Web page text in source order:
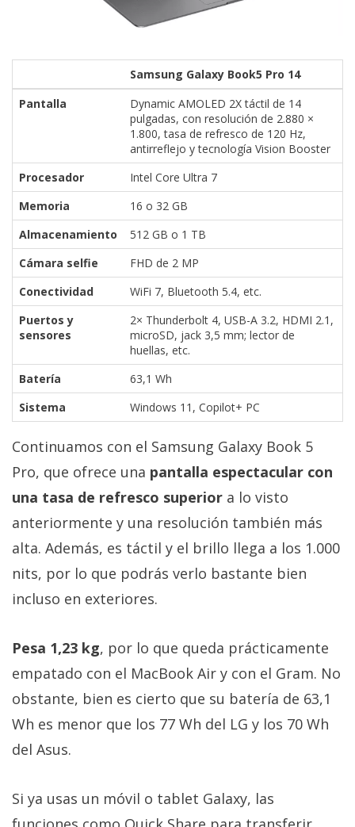
Samsung Galaxy Book5 Pro 14
Pantalla
Dynamic AMOLED 2X táctil de 14
pulgadas, con resolución de 2.880 ×
1.800, tasa de refresco de 120 Hz,
antirreflejo y tecnología Vision Booster
Procesador
Intel Core Ultra 7
Memoria
16 o 32 GB
Almacenamiento
512 GB o 1 TB
Cámara selfie
FHD de 2 MP
Conectividad
WiFi 7, Bluetooth 5.4, etc.
Puertos y
sensores
2× Thunderbolt 4, USB-A 3.2, HDMI 2.1,
microSD, jack 3,5 mm; lector de
huellas, etc.
Batería
63,1 Wh
Sistema
Windows 11, Copilot+ PC
Continuamos con el Samsung Galaxy Book 5
Pro, que ofrece una pantalla espectacular con
una tasa de refresco superior a lo visto
anteriormente y una resolución también más
alta. Además, es táctil y el brillo llega a los 1.000
nits, por lo que podrás verlo bastante bien
incluso en exteriores.
Pesa 1,23 kg, por lo que queda prácticamente
empatado con el MacBook Air y con el Gram. No
obstante, bien es cierto que su batería de 63,1
Wh es menor que los 77 Wh del LG y los 70 Wh
del Asus.
Si ya usas un móvil o tablet Galaxy, las